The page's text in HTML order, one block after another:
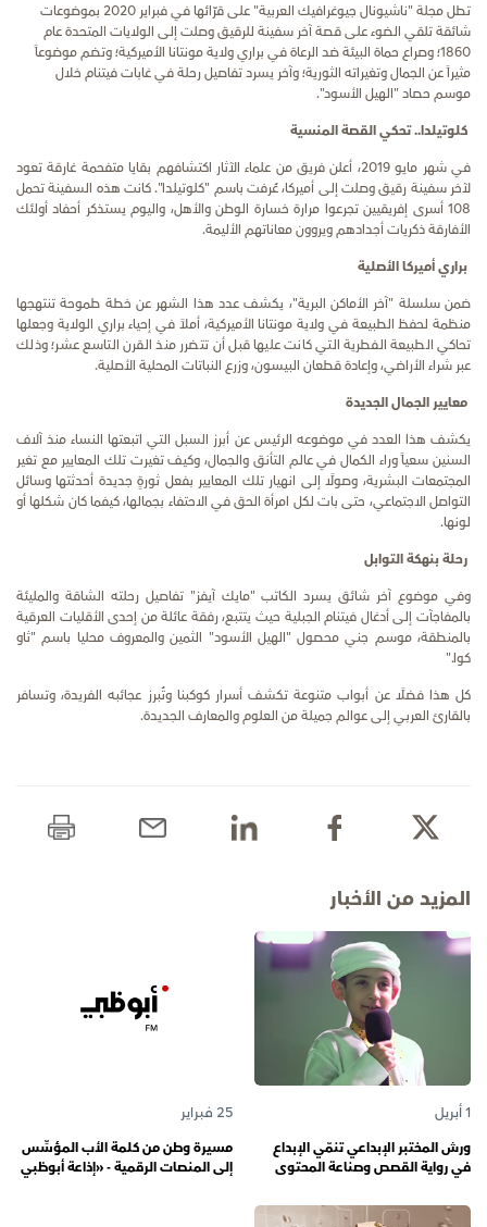
تطل مجلة "ناشيونال جيوغرافيك العربية" على قرّائها في فبراير 2020 بموضوعات
شائقة تلقي الضوء على قصة آخر سفينة للرقيق وصلت إلى الولايات المتحدة عام
1860؛ وصراع حماة البيئة ضد الرعاة في براري ولاية مونتانا الأميركية؛ و
تضمموضوعاً
مثيراً عن الجمال وتغيراته الثورية؛ وآخر يسرد تفاصيل رحلة في غابات فيتنام خلال
موسم حصاد "الهيل الأسود".
كلوتيلدا.. تحكي القصة المنسية
في شهر مايو 2019، أعلن فريق من علماء الآثار اكتشافهم بقايا متفحمة غارقة تعود
لآخر سفينة رقيق وصلت إلى أميركا، عُرفت باسم "كلوتيلدا". كانت هذه السفينة تحمل
108 أسرى إفريقيين تجرعوا مرارة خسارة الوطن والأهل، واليوم يستذكر أحفاد أولئك
الأفارقة ذكريات أجدادهم ويروون معاناتهم الأليمة.
براري أميركا الأصلية
ضمن سلسلة "آخر الأماكن البرية"، يكشف عدد هذا الشهر عن خطة طموحة تنتهجها
منظمة لحفظ الطبيعة في ولاية مونتانا الأميركية، أملاً في إحياء براري الولاية وجعلها
تحاكي الطبيعة الفطرية التي كانت عليها قبل أن تتضرر منذ القرن التاسع عشر؛ وذلك
عبر شراء الأراضي، وإعادة قطعان البيسون، وزرع النباتات المحلية الأصلية.
معايير الجمال الجديدة
يكشف هذا العدد في موضوعه الرئيس عن أبرز السبل التي اتبعتها النساء منذ آلاف
السنين سعياً وراء الكمال في عالم التأنق والجمال، وكيف تغيرت تلك المعايير مع تغير
المجتمعات البشرية، وصولًا إلى انهيار تلك المعايير بفعل ثورةٍ جديدة أحدثتها وسائل
التواصل الاجتماعي، حتى بات لكل امرأة الحق في الاحتفاء بجمالها، كيفما كان شكلها أو
لونها.
رحلة بنهكة التوابل
وفي موضوع آخر شائق يسرد الكاتب "مايك آيفز" تفاصيل رحلته الشاقة والمليئة
بالمفاجآت إلى أدغال فيتنام الجبلية حيث يتتبع، رفقة عائلة من إحدى الأقليات العرقية
بالمنطقة، موسم جني محصول "الهيل الأسود" الثمين والمعروف محليا باسم "ثاو
كوا".
كل هذا فضلًا عن أبواب متنوعة تكشف أسرار كوكبنا وتُبرز عجائبه الفريدة، وتسافر
بالقارئ العربي إلى عوالم جميلة من العلوم والمعارف الجديدة.
المزيد من الأخبار
1 أبريل
ورش المختبر الإبداعي تنمّي الإبداع
في رواية القصص وصناعة المحتوى
الصغار
25 فبراير
مسيرة وطن من كلمة الأب المؤسِّس
إلى المنصات الرقمية - «إذاعة أبوظبي